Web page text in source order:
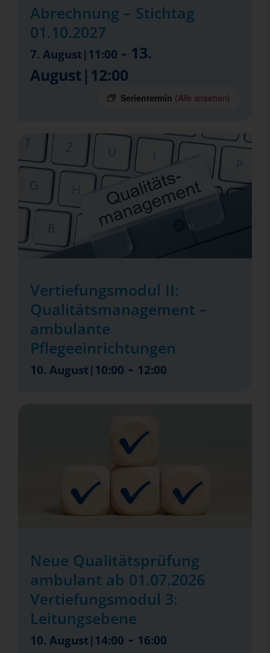
Abrechnung – Stichtag
01.10.2027
7. August|11:00 - 13.
August|12:00
Serientermin (Alle ansehen)
Vertiefungsmodul II:
Qualitätsmanagement –
ambulante
Pflegeeinrichtungen
10. August|10:00 - 12:00
Neue Qualitätsprüfung
ambulant ab 01.07.2026
Vertiefungsmodul 3:
Leitungsebene
10. August|14:00 - 16:00